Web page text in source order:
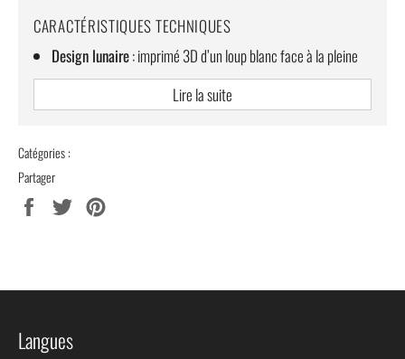
CARACTÉRISTIQUES TECHNIQUES
Design lunaire: imprimé 3D d’un loup blanc face à la pleine
lune.
Matière épaisse: polyester de haute qualité pour un confort
Capuche ajustable
froid.
Fermeture éclair durable
Tailles disponibles: M à 4XL, convient à toutes les
🐺Remarque
Lire la suite
Catégories :
Partager
Partager Tweeter
Langues